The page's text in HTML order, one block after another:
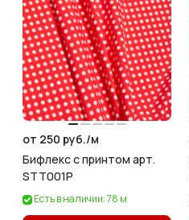
от 250 руб./м
Бифлекс с принтом арт.
STT001P
Есть в наличии: 78 м